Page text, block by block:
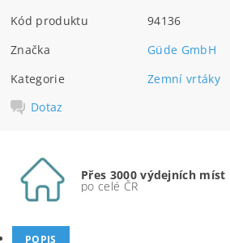
Kód produktu
94136
Značka
Güde GmbH
Kategorie
Zemní vrtáky
Dotaz
Přes 3000 výdejních míst
po celé ČR
POPIS